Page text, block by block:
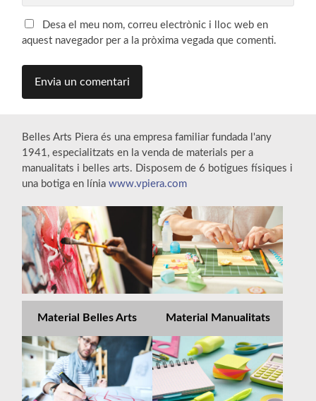
Desa el meu nom, correu electrònic i lloc web en
aquest navegador per a la pròxima vegada que comenti.
Belles Arts Piera és una empresa familiar fundada l'any
1941, especialitzats en la venda de materials per a
manualitats i belles arts. Disposem de 6 botigues físiques i
una botiga en líniawww.vpiera.com
Material Belles Arts Material Manualitats